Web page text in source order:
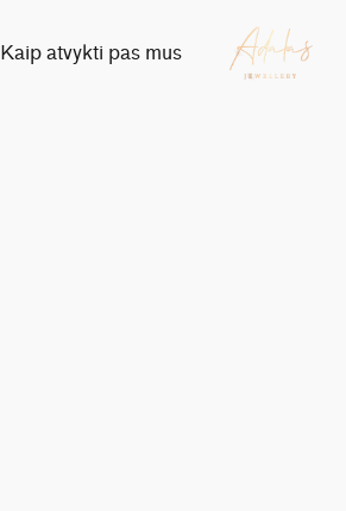
Kaip atvykti pas mus